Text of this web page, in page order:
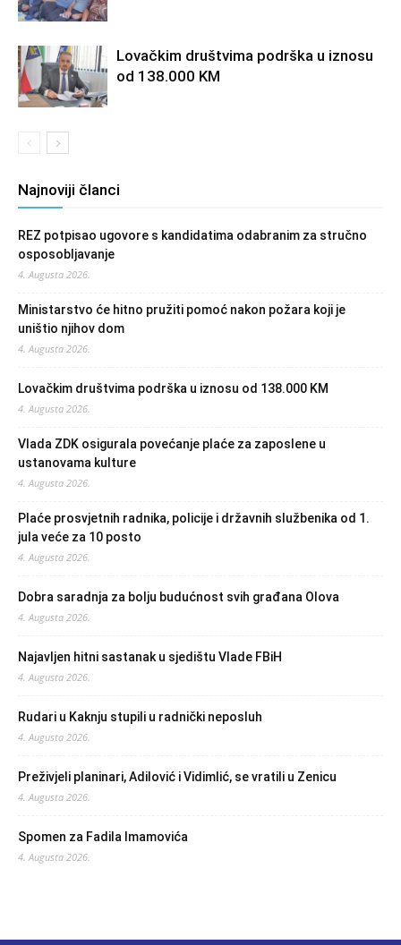
Lovačkim društvima podrška u iznosu
od 138.000 KM
Najnoviji članci
REZ potpisao ugovore s kandidatima odabranim za stručno
osposobljavanje
4. Augusta 2026.
Ministarstvo će hitno pružiti pomoć nakon požara koji je
uništio njihov dom
4. Augusta 2026.
Lovačkim društvima podrška u iznosu od 138.000 KM
4. Augusta 2026.
Vlada ZDK osigurala povećanje plaće za zaposlene u
ustanovama kulture
4. Augusta 2026.
Plaće prosvjetnih radnika, policije i državnih službenika od 1.
jula veće za 10 posto
4. Augusta 2026.
Dobra saradnja za bolju budućnost svih građana Olova
4. Augusta 2026.
Najavljen hitni sastanak u sjedištu Vlade FBiH
4. Augusta 2026.
Rudari u Kaknju stupili u radnički neposluh
4. Augusta 2026.
Preživjeli planinari, Adilović i Vidimlić, se vratili u Zenicu
4. Augusta 2026.
Spomen za Fadila Imamovića
4. Augusta 2026.